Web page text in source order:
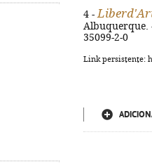
4 -
Albuquerque.
35099-2-0
Link persistente: